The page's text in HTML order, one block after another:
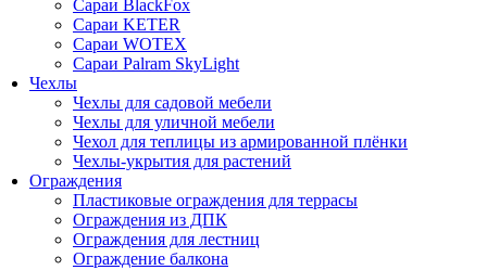
Сараи BlackFox
Сараи KETER
Сараи WOTEX
Сараи Palram SkyLight
Чехлы
Чехлы для садовой мебели
Чехлы для уличной мебели
Чехол для теплицы из армированной плёнки
Чехлы-укрытия для растений
Ограждения
Пластиковые ограждения для террасы
Ограждения из ДПК
Ограждения для лестниц
Ограждение балкона